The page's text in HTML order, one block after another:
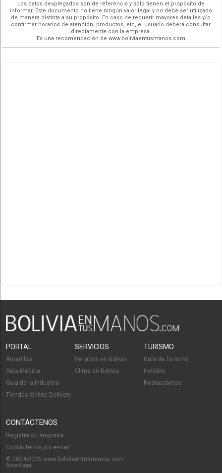
Los datos desplegados son de referencia y sólo tienen el propósito de
informar. Este documento no tiene ningún valor legal y no debe ser utilizado
de manera distinta a su propósito. En caso de requerir mayores detalles y/o
confirmar horarios de atención, productos, etc, el usuario deberá consultar
directamente con la empresa.
Es una recomendación de www.boliviaentusmanos.com
PORTAL
Amarillas
Guía Médica
Guía de la Industria
Tiendas Online Delivery
SERVICIOS
Feriados en Bolivia
Clima en Bolivia
TURISMO
Guía de Turismo
Hoteles
Restaurantes
CONTÁCTENOS
Registre su empresa
Contáctenos por e-mail
© 2004-2026 www.boliviaentusmanos.com
Aviso Legal